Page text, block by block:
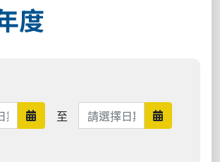
度
日期範圍開始
至 日期範圍結束 日期範圍